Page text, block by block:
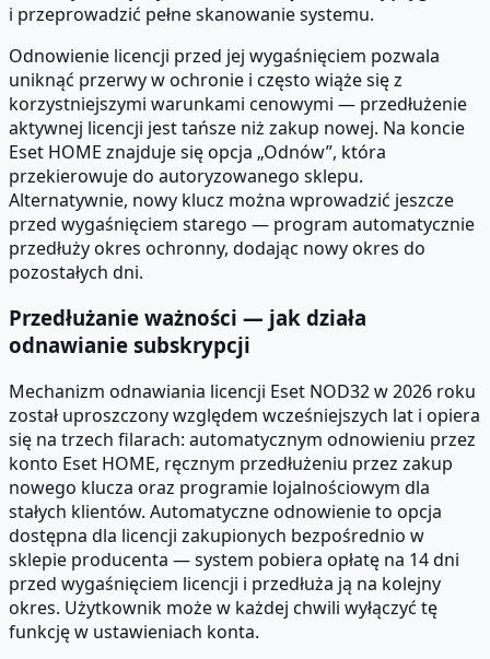
i przeprowadzić pełne skanowanie systemu.
Odnowienie licencji przed jej wygaśnięciem pozwala
uniknąć przerwy w ochronie i często wiąże się z
korzystniejszymi warunkami cenowymi — przedłużenie
aktywnej licencji jest tańsze niż zakup nowej. Na koncie
Eset HOME znajduje się opcja „Odnów”, która
przekierowuje do autoryzowanego sklepu.
Alternatywnie, nowy klucz można wprowadzić jeszcze
przed wygaśnięciem starego — program automatycznie
przedłuży okres ochronny, dodając nowy okres do
pozostałych dni.
Przedłużanie ważności — jak działa
odnawianie subskrypcji
Mechanizm odnawiania licencji Eset NOD32 w 2026 roku
został uproszczony względem wcześniejszych lat i opiera
się na trzech filarach: automatycznym odnowieniu przez
konto Eset HOME, ręcznym przedłużeniu przez zakup
nowego klucza oraz programie lojalnościowym dla
stałych klientów. Automatyczne odnowienie to opcja
dostępna dla licencji zakupionych bezpośrednio w
sklepie producenta — system pobiera opłatę na 14 dni
przed wygaśnięciem licencji i przedłuża ją na kolejny
okres. Użytkownik może w każdej chwili wyłączyć tę
funkcję w ustawieniach konta.